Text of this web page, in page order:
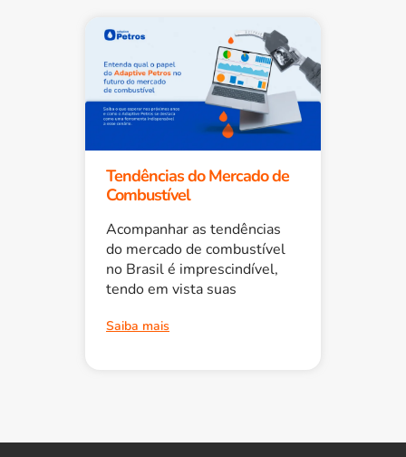
Tendências do Mercado de
Combustível
Acompanhar as tendências
do mercado de combustível
no Brasil é imprescindível,
tendo em vista suas
Saiba mais